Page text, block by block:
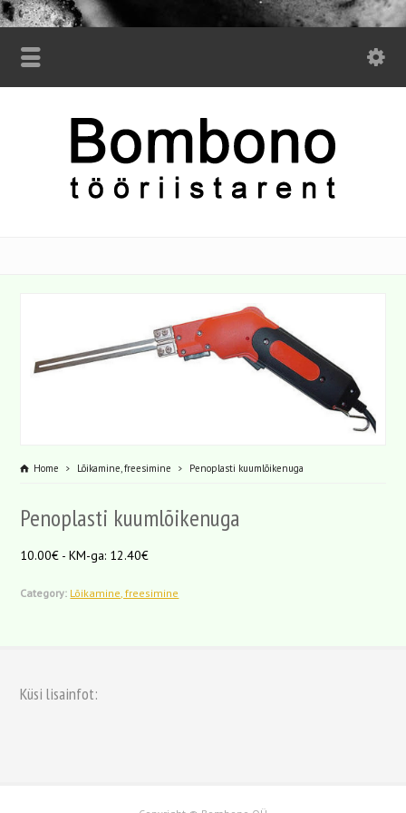
Home Lõikamine, freesimine Penoplasti kuumlõikenuga
Penoplasti kuumlõikenuga
10.00€ - KM-ga: 12.40€
Category: Lõikamine, freesimine
Küsi lisainfot: